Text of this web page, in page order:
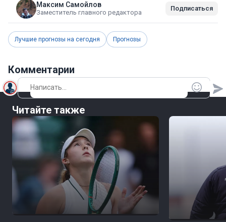
Максим Самойлов
Заместитель главного редактора
Подписаться
Лучшие прогнозы на сегодня Прогнозы
Комментарии
Читайте также